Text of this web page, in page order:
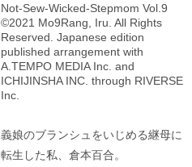
Not-Sew-Wicked-Stepmom Vol.9
©2021 Mo9Rang, Iru. All Rights
Reserved. Japanese edition
published arrangement with
A.TEMPO MEDIA Inc. and
ICHIJINSHA INC. through RIVERSE
Inc.
義娘のブランシュをいじめる継母に
転生した私、倉本百合。